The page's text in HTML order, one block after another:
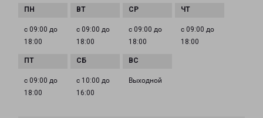
с 09:00 до
18:00
с 09:00 до
18:00
с 09:00 до
18:00
с 09:00 до
18:00
с 09:00 до
18:00
с 10:00 до
16:00
Выходной